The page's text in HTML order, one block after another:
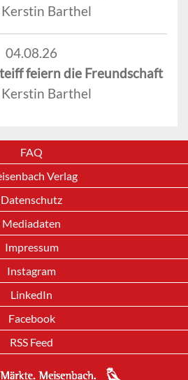
Barthel
04.08.26
feiern die Freundschaft
Barthel
FAQ
Verlag
Datenschutz
Mediadaten
Impressum
Instagram
LinkedIn
Facebook
RSS Feed